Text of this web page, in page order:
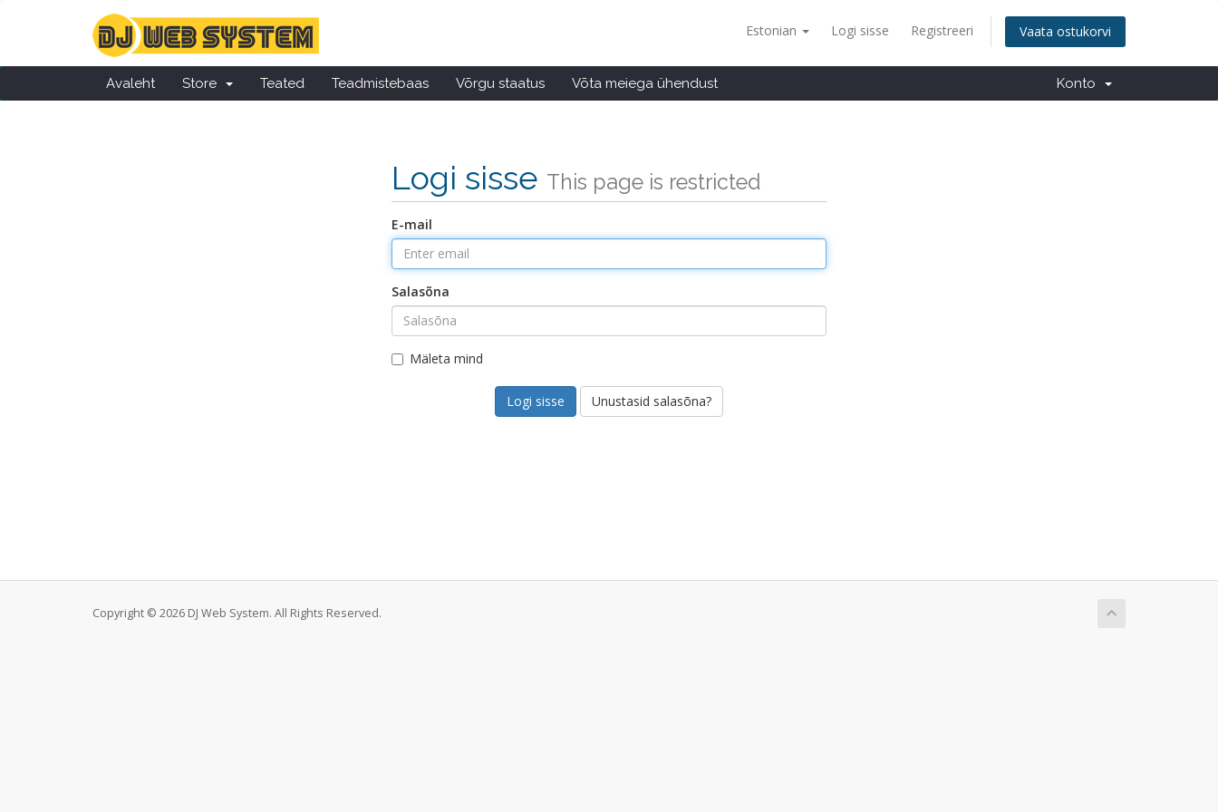
Estonian Logi sisse Registreeri Vaata ostukorvi
Avaleht Store Teated Teadmistebaas Võrgu staatus Võta meiega ühendust Konto
Logi sisse This page is restricted
E-mail
Salasõna
Mäleta mind
Unustasid salasõna?
Copyright © 2026 DJ Web System. All Rights Reserved.